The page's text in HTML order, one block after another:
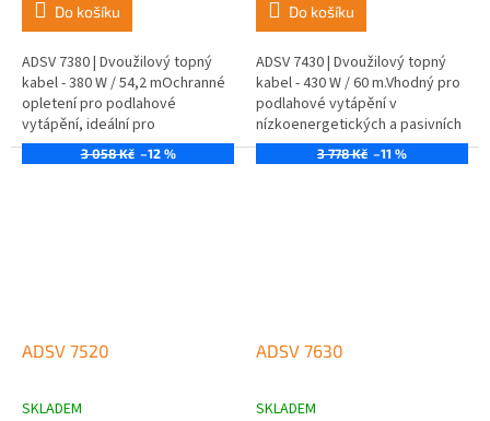
Do košíku
ADSV 7380 | Dvoužilový topný
kabel - 380 W / 54,2 mOchranné
opletení pro podlahové
vytápění, ideální pro
nízkoenergetické domy.
Do košíku
ADSV 7430 | Dvoužilový topný
kabel - 430 W / 60 m.Vhodný pro
podlahové vytápění v
nízkoenergetických a pasivních
domech.
3 058 Kč –12 %
ADSV 7520
SKLADEM
3 778 Kč –11 %
ADSV 7630
SKLADEM